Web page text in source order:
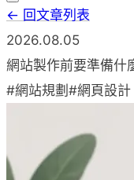
← 回文章列表
2026.08.05
網站製作前要準備什
#網站規劃 #網頁設計